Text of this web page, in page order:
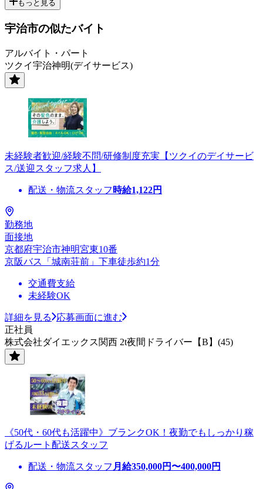
もっと見る
宇治市の似たバイト
アルバイト・パート
ツクイ宇治神明(デイサービス)
未経験者歓迎/経験不問/研修制度充実【ツクイのデイサービ
ス/送迎スタッフ求人】
配送・物流スタッフ 時給1,122円
勤務地
面接地
京都府宇治市神明宮東10番
京阪バス「城南荘前」下車徒歩約1分
交通費支給
未経験OK
詳細を見る
応募画面に進む
正社員
株式会社ダイエックス関西 2t夜間ドライバー【B】(45)
《50代・60代も活躍中》ブランクOK！夜勤でもしっかり稼
げるルート配送スタッフ
配送・物流スタッフ 月給350,000円〜400,000円